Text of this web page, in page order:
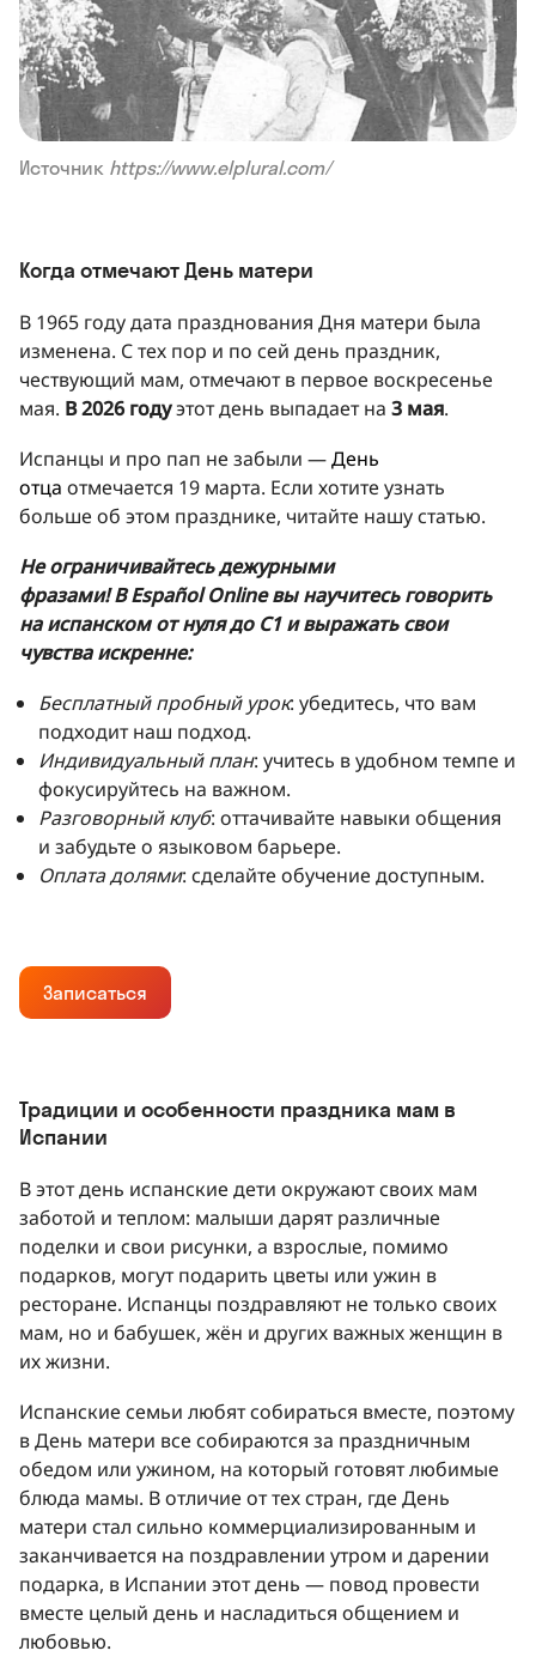
Источник https://www.elplural.com/
Когда отмечают День матери
В 1965 году дата празднования Дня матери была
изменена. С тех пор и по сей день праздник,
чествующий мам, отмечают в первое воскресенье
мая. В 2026 годуэтот день выпадает на 3 мая.
Испанцы и про пап не забыли —День
отца отмечается 19 марта. Если хотите узнать
больше об этом празднике, читайте нашу статью.
Не ограничивайтесь дежурными
фразами! В Español Online вы научитесь говорить
на испанском от нуля до C1 и выражать свои
чувства искренне:
Бесплатный пробный урок: убедитесь, что вам
подходит наш подход.
Индивидуальный план: учитесь в удобном темпе и
фокусируйтесь на важном.
Разговорный клуб: оттачивайте навыки общения
и забудьте о языковом барьере.
Оплата долями: сделайте обучение доступным.
Записаться
Традиции и особенности праздника мам в
Испании
В этот день испанские дети окружают своих мам
заботой и теплом: малыши дарят различные
поделки и свои рисунки, а взрослые, помимо
подарков, могут подарить цветы или ужин в
ресторане. Испанцы поздравляют не только своих
мам, но и бабушек, жён и других важных женщин в
их жизни.
Испанские семьи любят собираться вместе, поэтому
в День матери все собираются за праздничным
обедом или ужином, на который готовят любимые
блюда мамы. В отличие от тех стран, где День
матери стал сильно коммерциализированным и
заканчивается на поздравлении утром и дарении
подарка, в Испании этот день — повод провести
вместе целый день и насладиться общением и
любовью.